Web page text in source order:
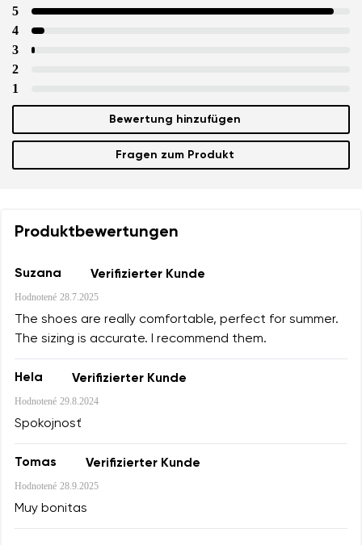
5
4
3
2
1
Bewertung hinzufügen
Fragen zum Produkt
Produktbewertungen
Suzana Verifizierter Kunde
Hodnotené 28.7.2025
The shoes are really comfortable, perfect for summer.
The sizing is accurate. I recommend them.
Hela Verifizierter Kunde
Hodnotené 29.8.2024
Spokojnosť
Tomas Verifizierter Kunde
Hodnotené 28.9.2025
Muy bonitas